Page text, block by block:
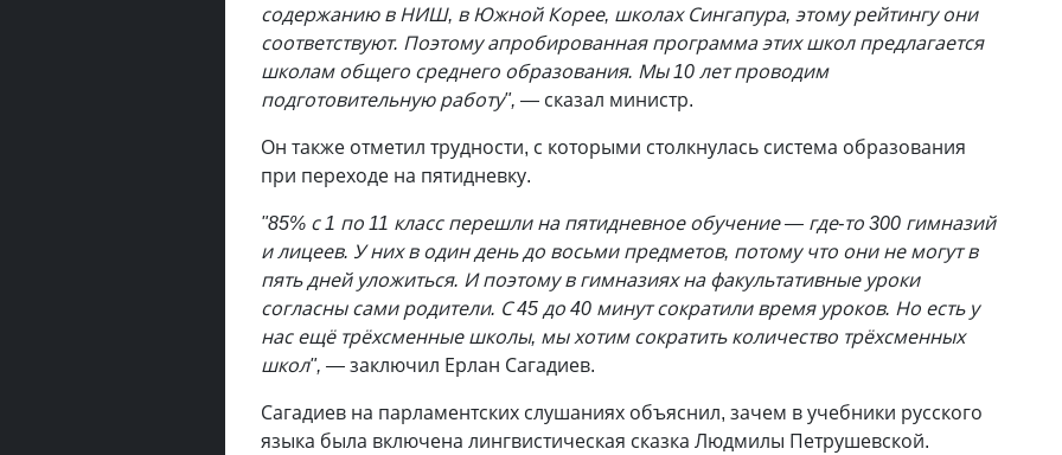
содержанию в НИШ, в Южной Корее, школах Сингапура, этому рейтингу они
соответствуют. Поэтому апробированная программа этих школ предлагается
школам общего среднего образования. Мы 10 лет проводим
подготовительную работу", — сказал министр.
Он также отметил трудности, с которыми столкнулась система образования
при переходе на пятидневку.
"85% с 1 по 11 класс перешли на пятидневное обучение — где-то 300 гимназий
и лицеев. У них в один день до восьми предметов, потому что они не могут в
пять дней уложиться. И поэтому в гимназиях на факультативные уроки
согласны сами родители. С 45 до 40 минут сократили время уроков. Но есть у
нас ещё трёхсменные школы, мы хотим сократить количество трёхсменных
школ", —заключил Ерлан Сагадиев.
Сагадиев на парламентских слушаниях объяснил, зачем в учебники русского
языка была включена лингвистическая сказка Людмилы Петрушевской.